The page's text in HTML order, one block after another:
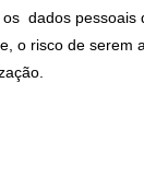
dados
o risco de